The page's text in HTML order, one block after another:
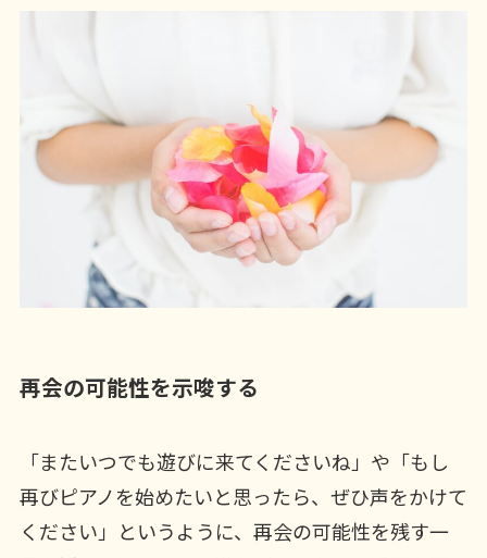
再会の可能性を示唆する
「またいつでも遊びに来てくださいね」や「もし
再びピアノを始めたいと思ったら、ぜひ声をかけて
ください」というように、再会の可能性を残す一